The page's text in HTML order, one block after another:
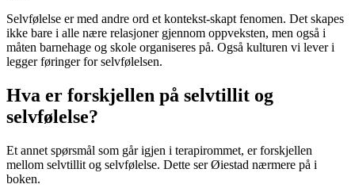
Selvfølelse er med andre ord et kontekst-skapt fenomen. Det skapes
ikke bare i alle nære relasjoner gjennom oppveksten, men også i
måten barnehage og skole organiseres på. Også kulturen vi lever i
legger føringer for selvfølelsen.
Hva er forskjellen på selvtillit og
selvfølelse?
Et annet spørsmål som går igjen i terapirommet, er forskjellen
mellom selvtillit og selvfølelse. Dette ser Øiestad nærmere på i
boken.